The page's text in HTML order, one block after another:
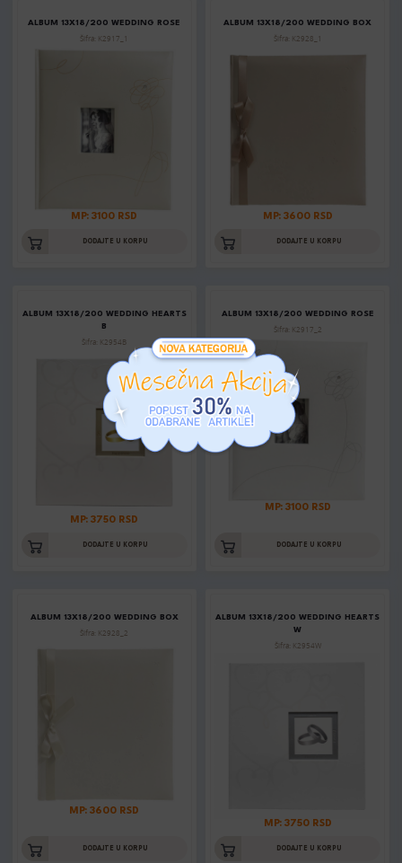
ALBUM 13X18/200 WEDDING ROSE
Šifra: K2917_1
MP: 3100 RSD
DODAJTE U KORPU
ALBUM 13X18/200 WEDDING BOX
Šifra: K2928_1
MP: 3600 RSD
DODAJTE U KORPU
ALBUM 13X18/200 WEDDING HEARTS
B
Šifra: K2954B
MP: 3750 RSD
DODAJTE U KORPU
ALBUM 13X18/200 WEDDING ROSE
Šifra: K2917_2
MP: 3100 RSD
DODAJTE U KORPU
ALBUM 13X18/200 WEDDING BOX
Šifra: K2928_2
MP: 3600 RSD
DODAJTE U KORPU
ALBUM 13X18/200 WEDDING HEARTS
W
Šifra: K2954W
MP: 3750 RSD
DODAJTE U KORPU